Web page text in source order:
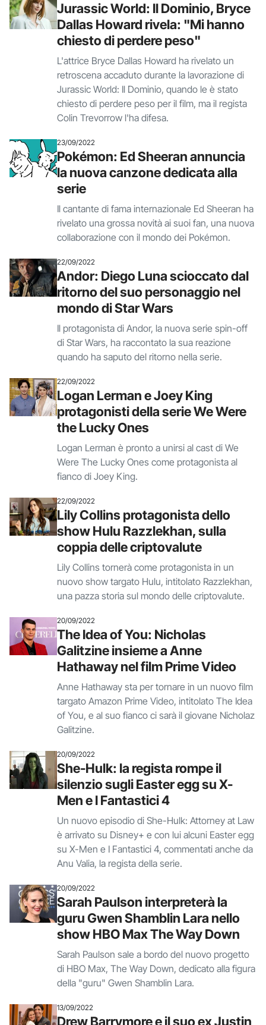
Jurassic World: Il Dominio, Bryce
Dallas Howard rivela: "Mi hanno
chiesto di perdere peso"
L'attrice Bryce Dallas Howard ha rivelato un
retroscena accaduto durante la lavorazione di
Jurassic World: Il Dominio, quando le è stato
chiesto di perdere peso per il film, ma il regista
Colin Trevorrow l'ha difesa.
23/09/2022
Pokémon: Ed Sheeran annuncia
la nuova canzone dedicata alla
serie
Il cantante di fama internazionale Ed Sheeran ha
rivelato una grossa novità ai suoi fan, una nuova
collaborazione con il mondo dei Pokémon.
22/09/2022
Andor: Diego Luna scioccato dal
ritorno del suo personaggio nel
mondo di Star Wars
Il protagonista di Andor, la nuova serie spin-off
di Star Wars, ha raccontato la sua reazione
quando ha saputo del ritorno nella serie.
22/09/2022
Logan Lerman e Joey King
protagonisti della serie We Were
the Lucky Ones
Logan Lerman è pronto a unirsi al cast di We
Were The Lucky Ones come protagonista al
fianco di Joey King.
22/09/2022
Lily Collins protagonista dello
show Hulu Razzlekhan, sulla
coppia delle criptovalute
Lily Collins tornerà come protagonista in un
nuovo show targato Hulu, intitolato Razzlekhan,
una pazza storia sul mondo delle criptovalute.
20/09/2022
The Idea of You: Nicholas
Galitzine insieme a Anne
Hathaway nel film Prime Video
Anne Hathaway sta per tornare in un nuovo film
targato Amazon Prime Video, intitolato The Idea
of You, e al suo fianco ci sarà il giovane Nicholaz
Galitzine.
20/09/2022
She-Hulk: la regista rompe il
silenzio sugli Easter egg su X-
Men e I Fantastici 4
Un nuovo episodio di She-Hulk: Attorney at Law
è arrivato su Disney+ e con lui alcuni Easter egg
su X-Men e I Fantastici 4, commentati anche da
Anu Valia, la regista della serie.
20/09/2022
Sarah Paulson interpreterà la
guru Gwen Shamblin Lara nello
show HBO Max The Way Down
Sarah Paulson sale a bordo del nuovo progetto
di HBO Max, The Way Down, dedicato alla figura
della "guru" Gwen Shamblin Lara.
13/09/2022
Drew Barrymore e il suo ex Justin